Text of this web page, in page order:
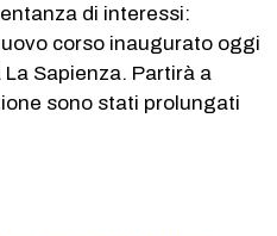
di interessi:
corso inaugurato oggi
La Sapienza. Partirà a
sono stati prolungati